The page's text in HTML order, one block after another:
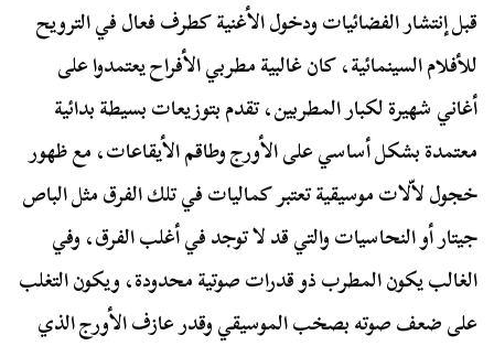
قبل إنتشار الفضائيات ودخول الأغنية كطرف فعال في الترويح
للأفلام السينمائية، كان غالبية مطربي الأفراح يعتمدوا على
أغاني شهيرة لكبار المطربين، تقدم بتوزيعات بسيطة بدائية
معتمدة بشكل أساسي على الأورج وطاقم الأيقاعات، مع ظهور
خجول لاّلات موسيقية تعتبر كماليات في تلك الفرق مثل الباص
جيتار أو النحاسيات والتي قد لا توجد في أغلب الفرق، وفي
الغالب يكون المطرب ذو قدرات صوتية محدودة، ويكون التغلب
على ضعف صوته بصخب الموسيقي وقدر عازف الأورج الذي